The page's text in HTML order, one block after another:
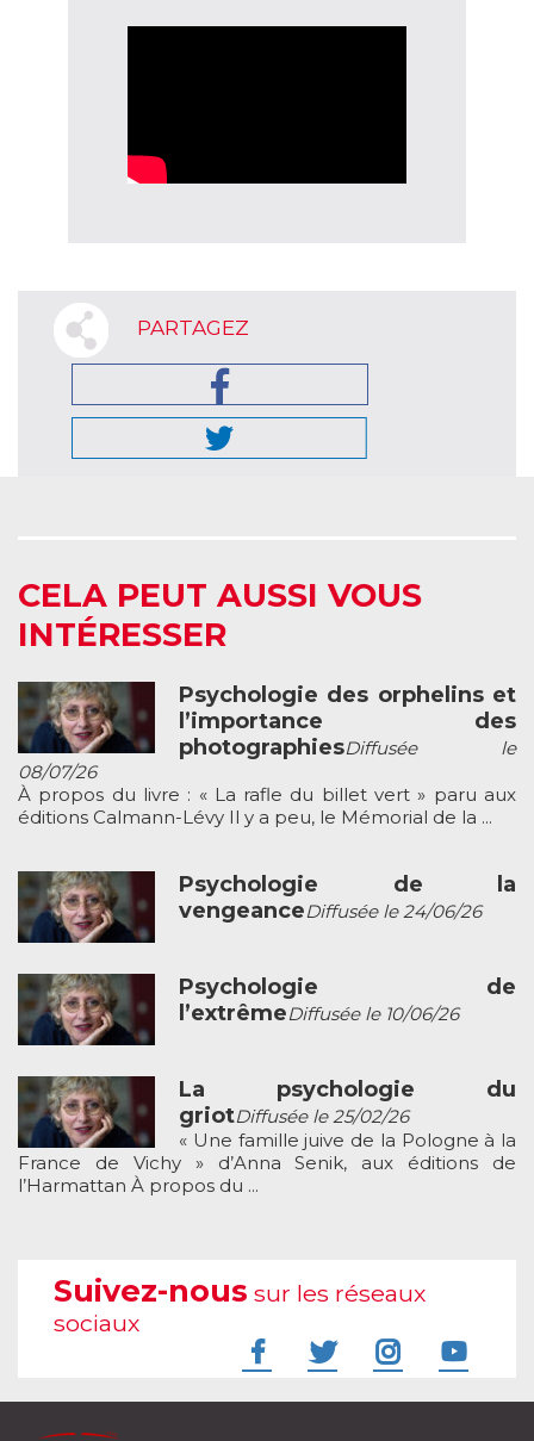
PARTAGEZ
CELA PEUT AUSSI VOUS
INTÉRESSER
Psychologie des orphelins et
l’importance des
photographiesDiffusée le
08/07/26
À propos du livre : « La rafle du billet vert » paru aux
éditions Calmann-Lévy Il y a peu, le Mémorial de la ...
Psychologie de la
vengeanceDiffusée le 24/06/26
Psychologie de
l’extrêmeDiffusée le 10/06/26
La psychologie du
griotDiffusée le 25/02/26
« Une famille juive de la Pologne à la
France de Vichy » d’Anna Senik, aux éditions de
l’Harmattan À propos du ...
Suivez-nous sur les réseaux
sociaux